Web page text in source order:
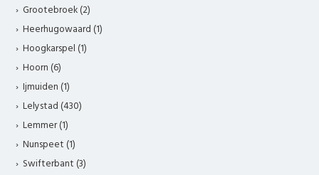
Grootebroek (2)
Heerhugowaard (1)
Hoogkarspel (1)
Hoorn (6)
Ijmuiden (1)
Lelystad (430)
Lemmer (1)
Nunspeet (1)
Swifterbant (3)